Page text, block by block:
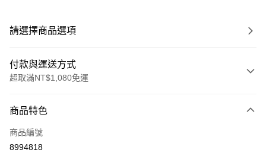
請選擇商品選項
付款與運送方式
超取滿NT$1,080免運
信用卡一次付款
超商取貨付款
商品特色
商品編號
8994818